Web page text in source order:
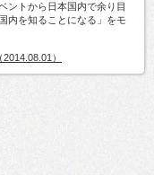
ントから日本国内で余り目
内を知ることになる」をモ
）